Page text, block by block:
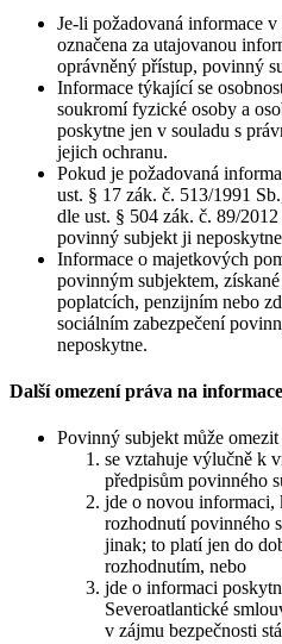
Je-li požadovaná informace
označena za utajovanou
oprávněný přístup, povinný
Informace týkající se
soukromí fyzické osoby a
poskytne jen v souladu s
jejich ochranu.
Pokud je požadovaná
ust. § 17 zák. č. 513/1991
dle ust. § 504 zák. č. 89/
povinný subjekt ji
Informace o majetkových
povinným subjektem,
poplatcích, penzijním nebo
sociálním zabezpečení
neposkytne.
Další omezení práva na informace
Povinný subjekt může
se vztahuje výlučně k
předpisům povinného
jde o novou informaci,
rozhodnutí povinného
jinak; to platí jen do
rozhodnutím, nebo
jde o informaci
Severoatlantické
v zájmu bezpečnosti